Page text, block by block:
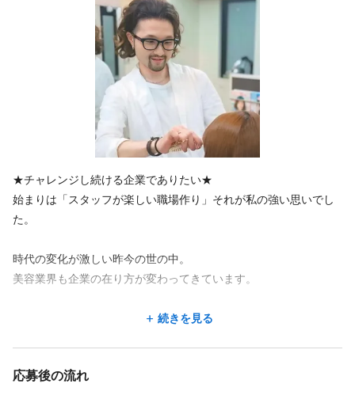
★チャレンジし続ける企業でありたい★
始まりは「スタッフが楽しい職場作り」それが私の強い思いでし
た。
時代の変化が激しい昨今の世の中。
美容業界も企業の在り方が変わってきています。
会社とスタッフ、スタッフとお客様の関係性も10年前とは大きく
と見劣りしない条件に変化しています。
続きを見る
応募後の流れ